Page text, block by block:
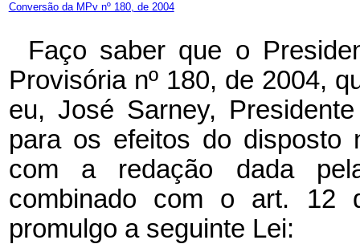
Conversão da MPv nº 180, de 2004
Faço saber que o
Provisória nº 180, de 2004,
eu, José Sarney,
para os efeitos do disposto
com a redação dada
combinado com o art. 12
promulgo a seguinte Lei: